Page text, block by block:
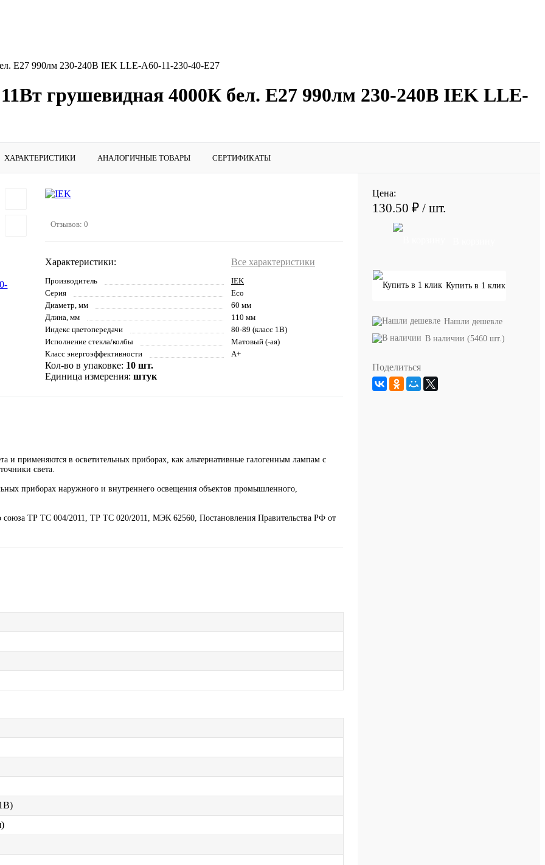
E27 990лм 230-240В IEK LLE-A60-11-230-40-E27
грушевидная 4000К бел. E27 990лм 230-240В IEK LLE-
ХАРАКТЕРИСТИКИ АНАЛОГИЧНЫЕ ТОВАРЫ СЕРТИФИКАТЫ
Отзывов: 0
Характеристики: Все характеристики
Производитель
IEK
Серия
Eco
Диаметр, мм
60 мм
Длина, мм
110 мм
Индекс цветопередачи
80-89 (класс 1В)
Исполнение стекла/колбы
Матовый (-ая)
Класс энергоэффективности
A+
Кол-во в упаковке: 10 шт.
Единица измерения: штук
применяются в осветительных приборах, как альтернативные галогенным лампам с
света.
приборах наружного и внутреннего освещения объектов промышленного,
союза ТР ТС 004/2011, ТР ТС 020/2011, МЭК 62560, Постановления Правительства РФ от
Цена:
130.50 ₽ / шт.
Купить в 1 клик
Нашли дешевле
В наличии (5460 шт.)
Поделиться